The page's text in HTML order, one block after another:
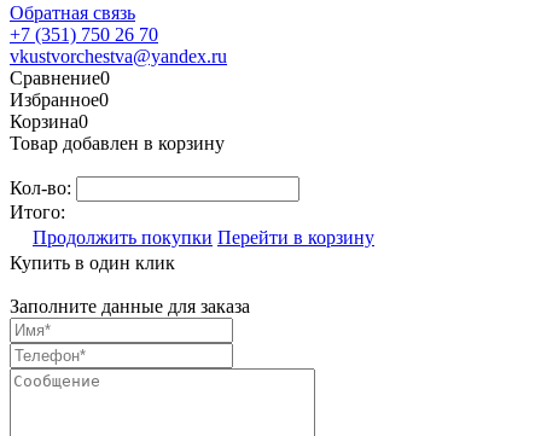
Обратная связь
+7 (351) 750 26 70
vkustvorchestva@yandex.ru
Сравнение0
Избранное0
Корзина0
Товар добавлен в корзину
Кол-во:
Итого:
Продолжить покупки Перейти в корзину
Купить в один клик
Заполните данные для заказа